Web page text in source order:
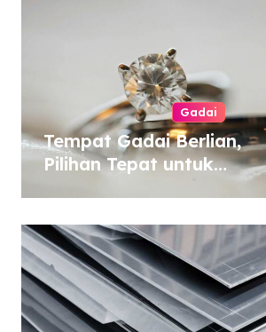
Gadai
Tempat Gadai Berlian,
Pilihan Tepat untuk